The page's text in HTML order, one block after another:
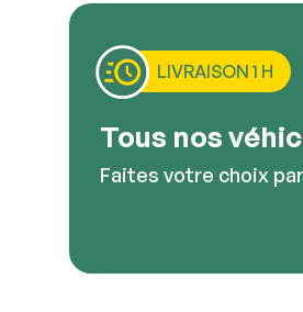
Volkswagen est une des
remarquable. Toute
Volkswagen. Vous pouvez
obtiendrez une
LIVRAISON 1 H
Tous nos
Faites votre choix